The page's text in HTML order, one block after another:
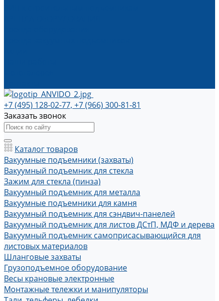
+7 (495) 128-02-77, +7 (966) 300-81-81
Заказать звонок
Каталог товаров
Вакуумные подъемники (захваты)
Вакуумный подъемник для стекла
Зажим для стекла (пинза)
Вакуумный подъемник для металла
Вакуумные подъемники для камня
Вакуумный подъемник для сэндвич-панелей
Вакуумный подъемник для листов ДСтП, МДФ и дерева
Вакуумный подъемник самоприсасывающийся для
листовых материалов
Шланговые захваты
Грузоподъемное оборудование
Весы крановые электронные
Монтажные тележки и манипуляторы